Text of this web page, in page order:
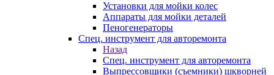
Установки для мойки колес
Аппараты для мойки деталей
Пеногенераторы
Спец. инструмент для авторемонта
Назад
Спец. инструмент для авторемонта
Выпрессовщики (съемники) шкворней